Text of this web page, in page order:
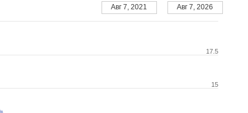
15
17.5
Авг 7, 2021 Авг 7, 2026